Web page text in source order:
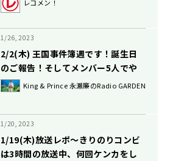
巻〜
レコメン！
1/26, 2023
2/2(木) 王国事件簿週です！誕生日
のご報告！そしてメンバー5人でや
ったこととは？
King & Prince 永瀬廉のRadio GARDEN
1/20, 2023
1/19(木)放送レポ〜きりのりコンビ
は3時間の放送中、何回ケンカをし